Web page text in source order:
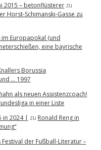
2015 – betonflüsterer zu
Horst-Schimanski-Gasse zu
Europapokal (und
eine bayrische
Borussia
… 1997
als neuen Assistenzcoach!
in einer Liste
in 2024 | zu Ronald Reng in
der Fußball-Literatur –